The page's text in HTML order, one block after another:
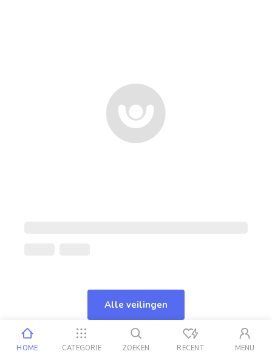
Alle veilingen
HOME CATEGORIE ZOEKEN RECENT MENU